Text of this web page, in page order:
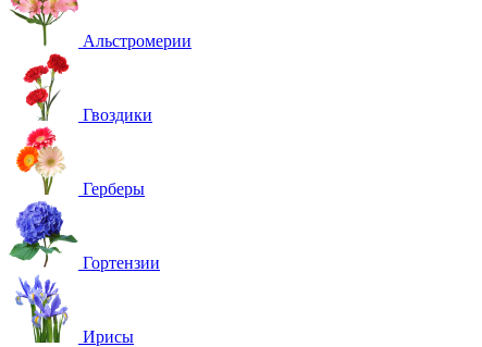
Альстромерии
Гвоздики
Герберы
Гортензии
Ирисы